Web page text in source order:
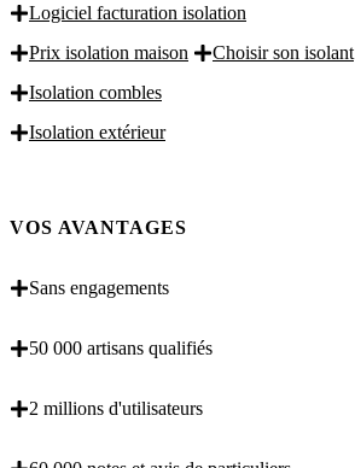
Logiciel facturation isolation
Prix isolation maison
Choisir son isolant
Isolation combles
Isolation extérieur
VOS AVANTAGES
Sans engagements
50 000 artisans qualifiés
2 millions d'utilisateurs